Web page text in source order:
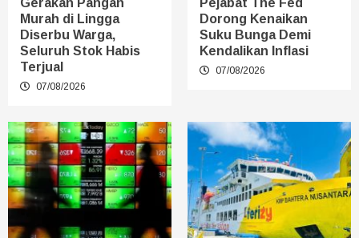
Gerakan Pangan
Murah di Lingga
Diserbu Warga,
Seluruh Stok Habis
Terjual
07/08/2026
Pejabat The Fed
Dorong Kenaikan
Suku Bunga Demi
Kendalikan Inflasi
07/08/2026